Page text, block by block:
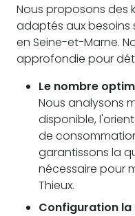
Nous proposons des
adaptés aux
en Seine-et-Marne.
approfondie pour
Le nombre
Nous analysons
disponible,
de
garantissons la
nécessaire pour
Thieux.
Configuration